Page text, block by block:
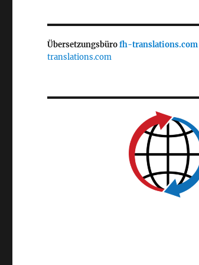
Übersetzungsbürofh-translations.com
translations.com